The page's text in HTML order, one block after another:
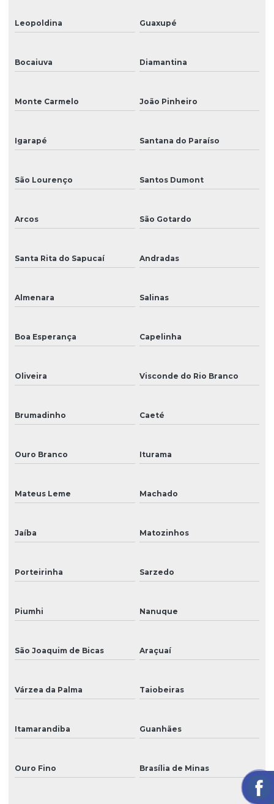
Leopoldina Guaxupé
Bocaiuva Diamantina
Monte Carmelo João Pinheiro
Igarapé Santana do Paraíso
São Lourenço Santos Dumont
Arcos São Gotardo
Santa Rita do Sapucaí Andradas
Almenara Salinas
Boa Esperança Capelinha
Oliveira Visconde do Rio Branco
Brumadinho Caeté
Ouro Branco Iturama
Mateus Leme Machado
Jaíba Matozinhos
Porteirinha Sarzedo
Piumhi Nanuque
São Joaquim de Bicas Araçuaí
Várzea da Palma Taiobeiras
Itamarandiba Guanhães
Ouro Fino Brasília de Minas